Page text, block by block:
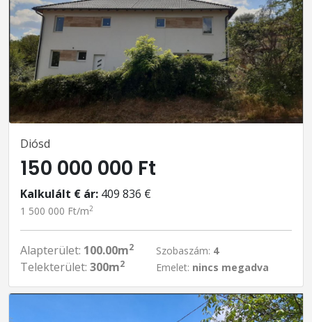
Diósd
150 000 000 Ft
Kalkulált € ár: 409 836 €
1 500 000 Ft/m2
Alapterület: 100.00m2
Telekterület: 300m2
Szobaszám: 4
Emelet: nincs megadva